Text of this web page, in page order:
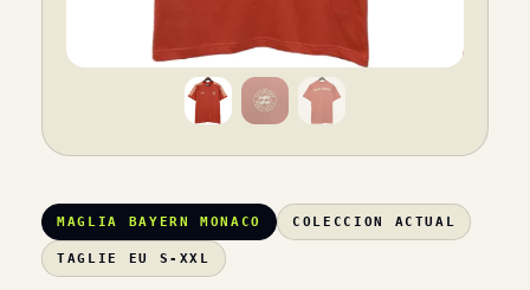
MAGLIA BAYERN MONACO COLECCION ACTUAL
TAGLIE EU S-XXL